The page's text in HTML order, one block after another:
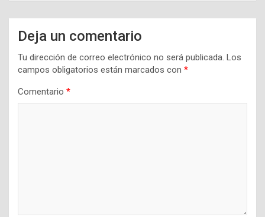
Deja un comentario
Tu dirección de correo electrónico no será publicada. Los
campos obligatorios están marcados con *
Comentario *